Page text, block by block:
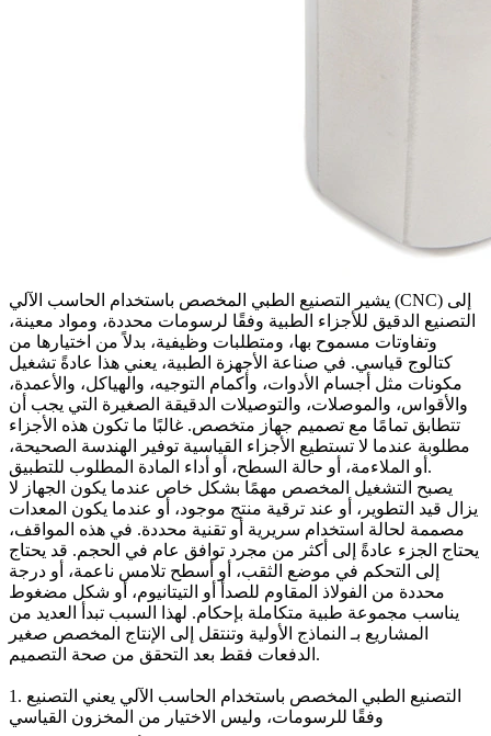
يشير التصنيع الطبي المخصص باستخدام الحاسب الآلي (CNC)
التصنيع الدقيق للأجزاء الطبية وفقًا لرسومات محددة، ومواد معينة،
وتفاوتات مسموح بها، ومتطلبات وظيفية، بدلاً من اختيارها من
كتالوج قياسي. في صناعة الأجهزة الطبية، يعني هذا عادةً تشغيل
مكونات مثل أجسام الأدوات، وأكمام التوجيه، والهياكل، والأعمدة،
والأقواس، والموصلات، والتوصيلات الدقيقة الصغيرة التي يجب أن
تتطابق تمامًا مع تصميم جهاز متخصص. غالبًا ما تكون هذه الأجزاء
مطلوبة عندما لا تستطيع الأجزاء القياسية توفير الهندسة الصحيحة،
أو الملاءمة، أو حالة السطح، أو أداء المادة المطلوب للتطبيق.
يصبح التشغيل المخصص مهمًا بشكل خاص عندما يكون الجهاز لا
يزال قيد التطوير، أو عند ترقية منتج موجود، أو عندما يكون المعدات
مصممة لحالة استخدام سريرية أو تقنية محددة. في هذه المواقف،
يحتاج الجزء عادةً إلى أكثر من مجرد توافق عام في الحجم. قد يحتاج
إلى التحكم في موضع الثقب، أو أسطح تلامس ناعمة، أو درجة
محددة من الفولاذ المقاوم للصدأ أو التيتانيوم، أو شكل مضغوط
يناسب مجموعة طبية متكاملة بإحكام. لهذا السبب تبدأ العديد من
المشاريع بـ النماذج الأولية وتنتقل إلى الإنتاج المخصص صغير
الدفعات فقط بعد التحقق من صحة التصميم.
1. التصنيع الطبي المخصص باستخدام الحاسب الآلي يعني التصنيع
وفقًا للرسومات، وليس الاختيار من المخزون القياسي